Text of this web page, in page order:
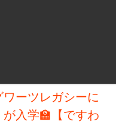
ーツレガシーに
入学🏫【ですわ